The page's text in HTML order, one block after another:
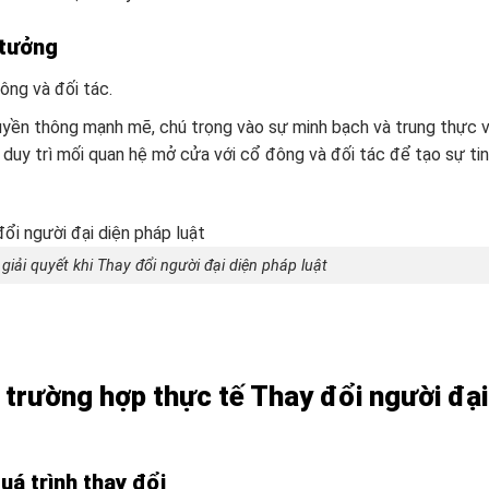
và đối tác.
thông mạnh mẽ, chú trọng vào sự minh bạch và trung thực
trì mối quan hệ mở cửa với cổ đông và đối tác để tạo sự tin
quyết khi Thay đổi người đại diện pháp luật
hợp thực tế Thay đổi người đại
trình thay đổi